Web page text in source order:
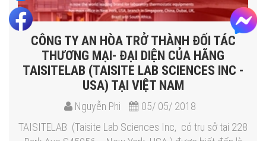
CÔNG TY AN HÒA TRỞ THÀNH ĐỐI TÁC
THƯƠNG MẠI- ĐẠI DIỆN CỦA HÃNG
TAISITELAB (TAISITE LAB SCIENCES INC -
USA) TẠI VIỆT NAM
Nguyễn Phi
05/ 05/ 2018
TAISITELAB (Taisite Lab Sciences Inc, có trụ sở tại 228